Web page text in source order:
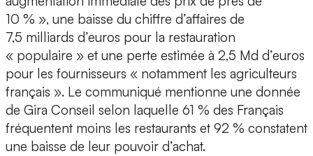
10 % », une baisse du chiffre d’affaires de
7,5 milliards d’euros pour la restauration
« populaire » et une perte estimée à 2,5 Md d’euros
pour les fournisseurs « notamment les agriculteurs
français ». Le communiqué mentionne une donnée
de Gira Conseil selon laquelle 61 % des Français
fréquentent moins les restaurants et 92 % constatent
une baisse de leur pouvoir d’achat.